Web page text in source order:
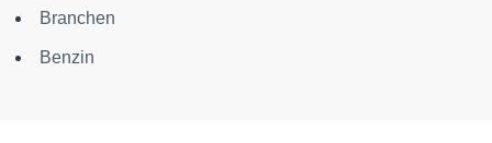
Branchen
Benzin